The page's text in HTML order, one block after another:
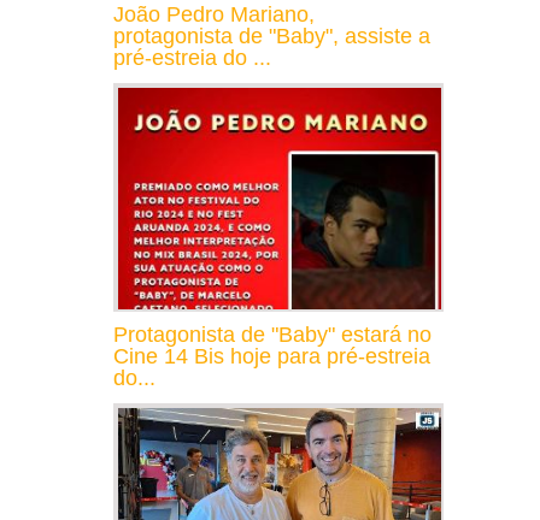
João Pedro Mariano,
protagonista de "Baby", assiste a
pré-estreia do ...
Protagonista de "Baby" estará no
Cine 14 Bis hoje para pré-estreia
do...